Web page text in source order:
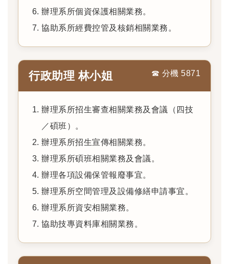
辦理系所個資保護相關業務。
協助系所經費控管及核銷相關業務。
行政助理 林小姐 ☎ 分機 5871
辦理系所招生審查相關業務及會議（四技
／碩班）。
辦理系所招生宣傳相關業務。
辦理系所碩班相關業務及會議。
辦理各項設備保管報廢事宜。
辦理系所空間管理及設備修繕申請事宜。
辦理系所資安相關業務。
協助技專資料庫相關業務。